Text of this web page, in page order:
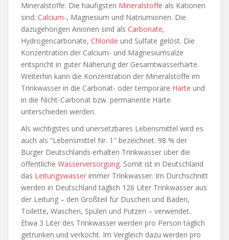
Mineralstoffe. Die häufigsten Mineralstoffe als Kationen
sind: Calcium-, Magnesium und Natriumionen. Die
dazugehörigen Anionen sind als Carbonate,
Hydrogencarbonate, Chloride und Sulfate gelöst. Die
Konzentration der Calcium- und Magnesiumsalze
entspricht in guter Näherung der Gesamtwasserhärte.
Weiterhin kann die Konzentration der Mineralstoffe im
Trinkwasser in die Carbonat- oder temporäre Härte und
in die Nicht-Carbonat bzw. permanente Härte
unterschieden werden.
Als wichtigstes und unersetzbares Lebensmittel wird es
auch als “Lebensmittel Nr. 1″ bezeichnet. 98 % der
Bürger Deutschlands erhalten Trinkwasser über die
öffentliche Wasserversorgung. Somit ist in Deutschland
das Leitungswasser immer Trinkwasser. Im Durchschnitt
werden in Deutschland täglich 126 Liter Trinkwasser aus
der Leitung – den Großteil für Duschen und Baden,
Toilette, Waschen, Spülen und Putzen – verwendet.
Etwa 3 Liter des Trinkwasser werden pro Person täglich
getrunken und verkocht. Im Vergleich dazu werden pro